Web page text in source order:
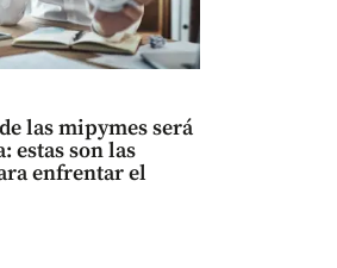
las mipymes será
estas son las
enfrentar el